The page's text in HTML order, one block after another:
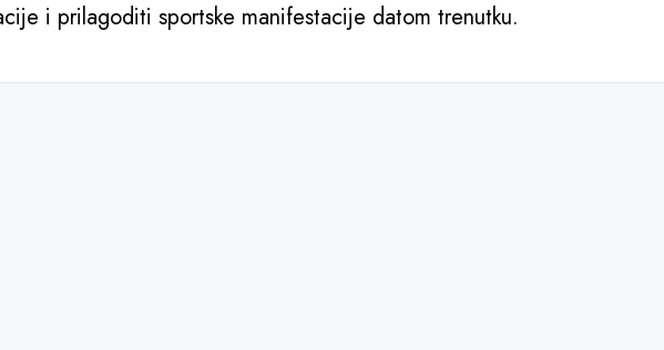
i prilagoditi sportske manifestacije datom trenutku.